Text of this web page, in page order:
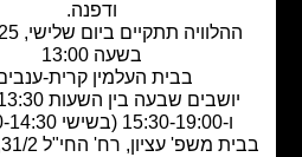
ההלוויה תתקיים ביום שלישי, 1.7.2025,
בבית העלמין קרית-ענבים.
יושבים שבעה בין השעות 09:00-13:30
משפ' עציון, רח' החי"ל 31/2, ירושלים.